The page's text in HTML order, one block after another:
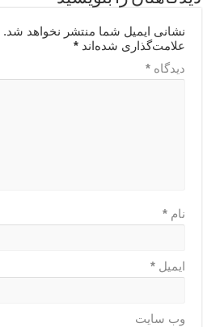
نشانی ایمیل شما منتشر نخواهد شد.
علامت‌گذاری شده‌اند*
دیدگاه*
نام*
ایمیل*
وب‌ سایت